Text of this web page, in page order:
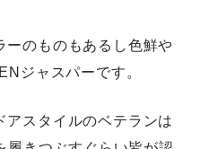
ーのものもあるし色鮮や
ジャスパーです。
アスタイルのベテランは